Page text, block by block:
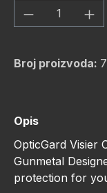
Količina
Broj proizvoda:
Opis
OpticGard Visier
Gunmetal
protection for